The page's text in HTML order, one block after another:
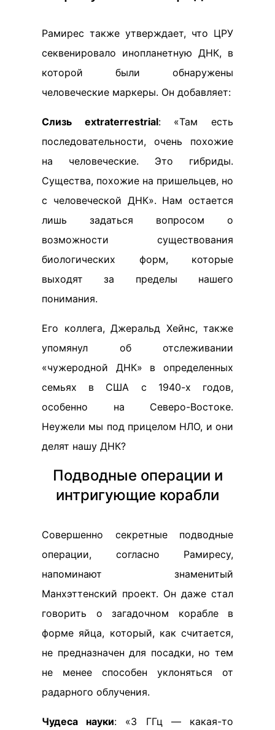
Рамирес также утверждает, что ЦРУ
секвенировало инопланетную ДНК, в
которой были обнаружены
человеческие маркеры. Он добавляет:
Слизь extraterrestrial: «Там есть
последовательности, очень похожие
на человеческие. Это гибриды.
Существа, похожие на пришельцев, но
с человеческой ДНК». Нам остается
лишь задаться вопросом о
возможности существования
биологических форм, которые
выходят за пределы нашего
понимания.
Его коллега, Джеральд Хейнс, также
упомянул об отслеживании
«чужеродной ДНК» в определенных
семьях в США с 1940-х годов,
особенно на Северо-Востоке.
Неужели мы под прицелом НЛО, и они
делят нашу ДНК?
Подводные операции и
интригующие корабли
Совершенно секретные подводные
операции, согласно Рамиресу,
напоминают знаменитый
Манхэттенский проект. Он даже стал
говорить о загадочном корабле в
форме яйца, который, как считается,
не предназначен для посадки, но тем
не менее способен уклоняться от
радарного облучения.
Чудеса науки: «3 ГГц — какая-то